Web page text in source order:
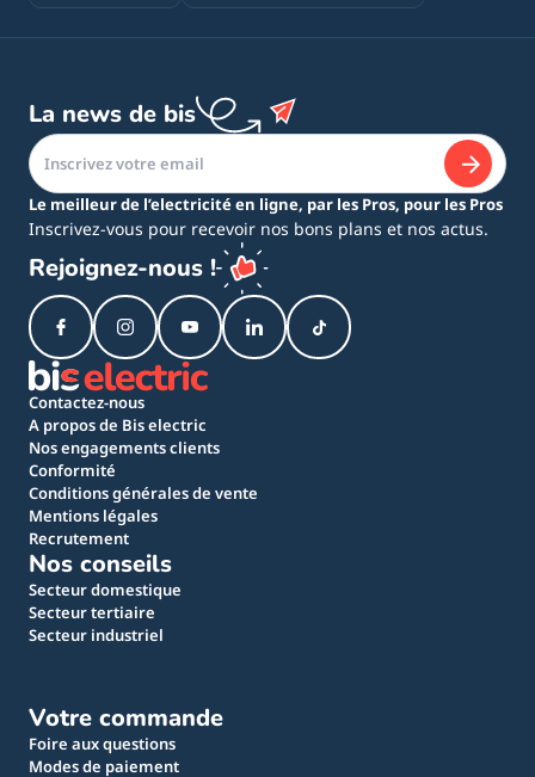
La news de bis
Le meilleur de l’electricité en ligne, par les Pros, pour les Pros
Inscrivez-vous pour recevoir nos bons plans et nos actus.
Rejoignez-nous !
Contactez-nous
A propos de Bis electric
Nos engagements clients
Conformité
Conditions générales de vente
Mentions légales
Recrutement
Nos conseils
Secteur domestique
Secteur tertiaire
Secteur industriel
Votre commande
Foire aux questions
Modes de paiement